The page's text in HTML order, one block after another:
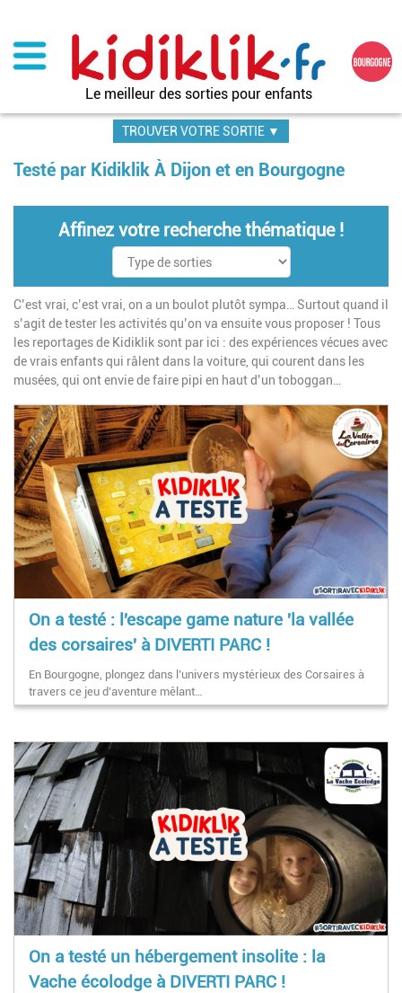
contenu
principal
Le meilleur des sorties pour enfants
TROUVER VOTRE SORTIE ▼
Testé par Kidiklik À Dijon et en Bourgogne
Affinez votre recherche thématique !
C’est vrai, c’est vrai, on a un boulot plutôt sympa… Surtout quand il
s’agit de tester les activités qu’on va ensuite vous proposer ! Tous
les reportages de Kidiklik sont par ici : des expériences vécues avec
de vrais enfants qui râlent dans la voiture, qui courent dans les
musées, qui ont envie de faire pipi en haut d’un toboggan…
On a testé : l'escape game nature 'la vallée
des corsaires' à DIVERTI PARC !
En Bourgogne, plongez dans l’univers mystérieux des Corsaires à
travers ce jeu d’aventure mêlant…
On a testé un hébergement insolite : la
Vache écolodge à DIVERTI PARC !